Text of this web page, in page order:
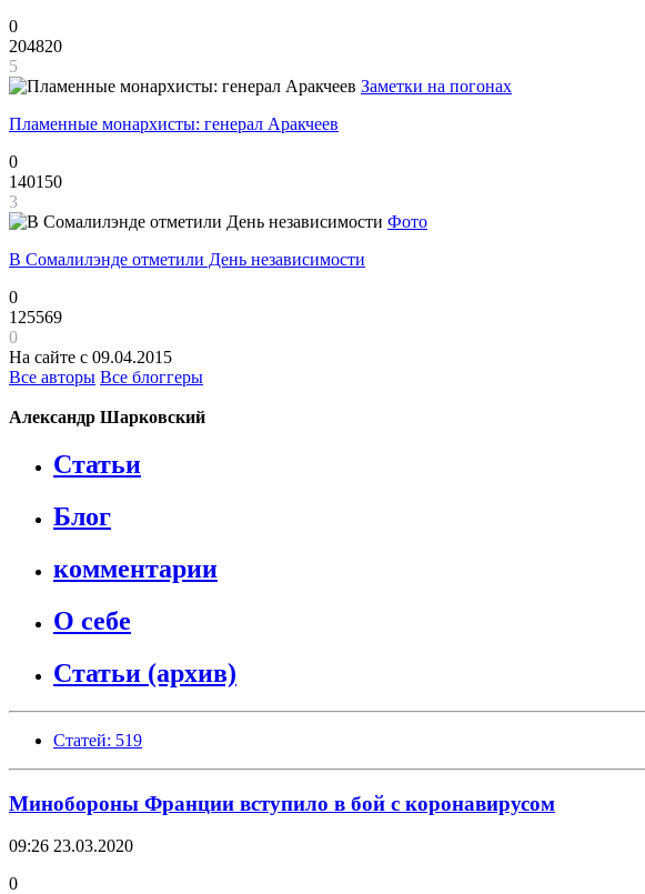
0
204820
5
Заметки на погонах
Пламенные монархисты: генерал Аракчеев
0
140150
3
Фото
В Сомалилэнде отметили День независимости
0
125569
0
На сайте с 09.04.2015
Все авторы Все блоггеры
Александр Шарковский
Статьи
Блог
комментарии
О себе
Статьи (архив)
Статей: 519
Минобороны Франции вступило в бой с коронавирусом
09:26 23.03.2020
0